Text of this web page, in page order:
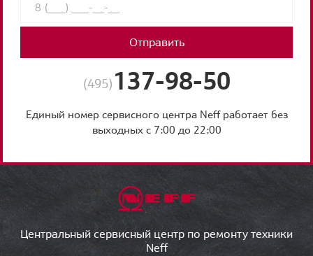
Отправить
(495) 137-98-50
Единый номер сервисного центра Neff работает без
выходных с 7:00 до 22:00
Центральный сервисный центр по ремонту техники
Neff